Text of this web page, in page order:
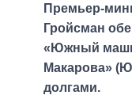
Премьер-
Гройсман
«Южный
Макарова»
долгами.